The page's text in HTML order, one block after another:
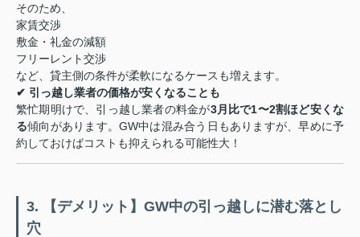
そのため、
家賃交渉
敷金・礼金の減額
フリーレント交渉
など、貸主側の条件が柔軟になるケースも増えます。
✔ 引っ越し業者の価格が安くなることも
繁忙期明けで、引っ越し業者の料金が3月比で1〜2割ほど安くな
る傾向があります。GW中は混み合う日もありますが、早めに予
約しておけばコストも抑えられる可能性大！
3. 【デメリット】GW中の引っ越しに潜む落とし
穴